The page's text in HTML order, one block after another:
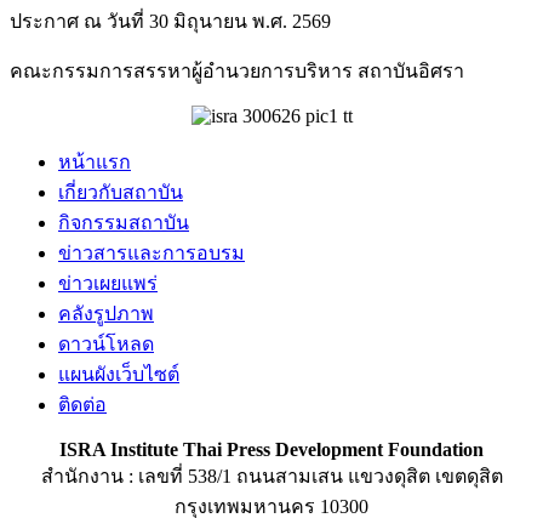
ประกาศ ณ วันที่ 30 มิถุนายน พ.ศ. 2569
คณะกรรมการสรรหาผู้อำนวยการบริหาร สถาบันอิศรา
หน้าแรก
เกี่ยวกับสถาบัน
กิจกรรมสถาบัน
ข่าวสารและการอบรม
ข่าวเผยแพร่
คลังรูปภาพ
ดาวน์โหลด
แผนผังเว็บไซต์
ติดต่อ
ISRA Institute Thai Press Development Foundation
สำนักงาน : เลขที่ 538/1 ถนนสามเสน แขวงดุสิต เขตดุสิต
กรุงเทพมหานคร 10300